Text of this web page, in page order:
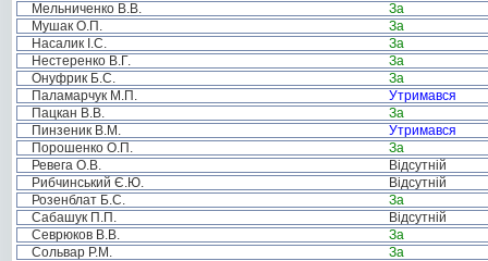
Мельниченко В.В.
За
Мушак О.П.
За
Насалик І.С.
За
Нестеренко В.Г.
За
Онуфрик Б.С.
За
Паламарчук М.П.
Утримався
Пацкан В.В.
За
Пинзеник В.М.
Утримався
Порошенко О.П.
За
Ревега О.В.
Відсутній
Рибчинський Є.Ю.
Відсутній
Розенблат Б.С.
За
Сабашук П.П.
Відсутній
Севрюков В.В.
За
Сольвар Р.М.
За